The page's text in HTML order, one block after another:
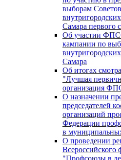
выборам
Самара первого
Об участии
кампании по
Самара
Об итогах
"Лучшая
организация
О назначении
председателей
организаций
Федерации
в
О проведении
"Профсоюзы в